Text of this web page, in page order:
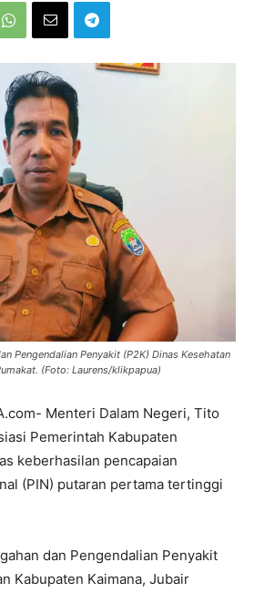
Pengendalian Penyakit (P2K) Dinas Kesehatan
(Foto: Laurens/klikpapua)
Menteri Dalam Negeri, Tito
Pemerintah Kabupaten
keberhasilan pencapaian
(PIN) putaran pertama tertinggi
dan Pengendalian Penyakit
Kabupaten Kaimana, Jubair